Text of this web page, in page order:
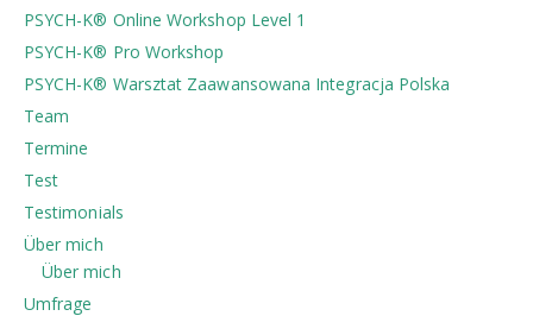
PSYCH-K® Online Workshop Level 1
PSYCH-K® Pro Workshop
PSYCH-K®️ Warsztat Zaawansowana Integracja Polska
Team
Termine
Test
Testimonials
Über mich
Über mich
Umfrage